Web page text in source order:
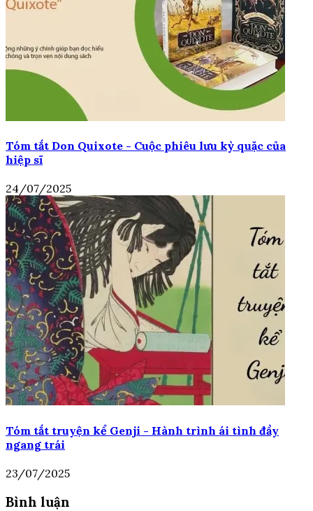
Tóm tắt Don Quixote - Cuộc phiêu lưu kỳ quặc của
hiệp sĩ
24/07/2025
Tóm tắt truyện kể Genji - Hành trình ái tình đầy
ngang trái
23/07/2025
Bình luận